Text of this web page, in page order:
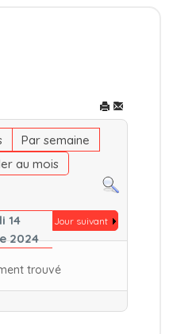
Par semaine
au mois
14
2024
Jour suivant
trouvé